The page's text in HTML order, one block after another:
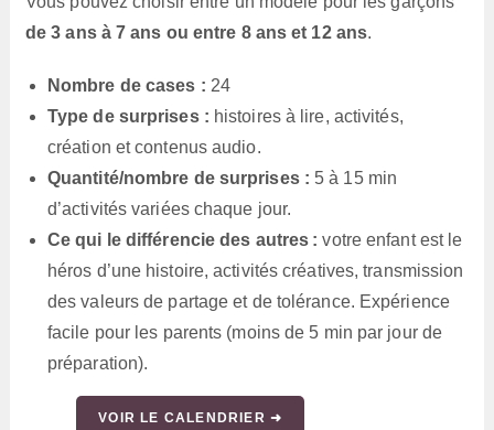
de 3 ans à 7 ans ou entre 8 ans et 12 ans.
Nombre de cases : 24
Type de surprises : histoires à lire, activités,
création et contenus audio.
Quantité/nombre de surprises : 5 à 15 min
d’activités variées chaque jour.
Ce qui le différencie des autres : votre enfant est le
héros d’une histoire, activités créatives, transmission
des valeurs de partage et de tolérance. Expérience
facile pour les parents (moins de 5 min par jour de
préparation).
VOIR LE CALENDRIER ➜